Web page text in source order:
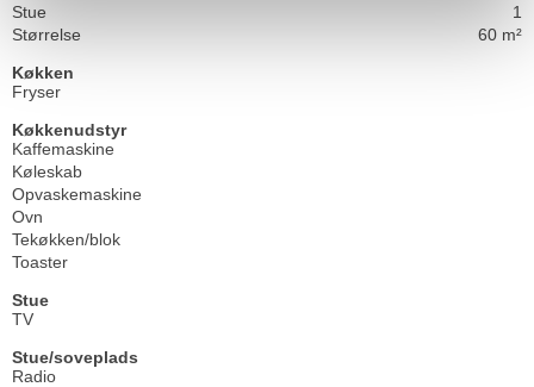
Stue
1
Størrelse
60 m²
Køkken
Fryser
Køkkenudstyr
Kaffemaskine
Køleskab
Opvaskemaskine
Ovn
Tekøkken/blok
Toaster
Stue
TV
Stue/soveplads
Radio